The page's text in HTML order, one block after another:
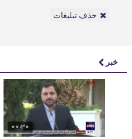
حذف تبلیغات
خبر
00:30